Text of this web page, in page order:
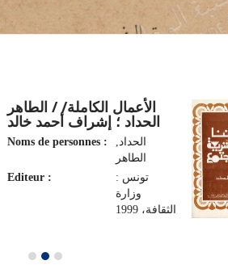
الأعمال الكاملة/ / الطاهر
الحداد ؛ إشراف أحمد خالد
Noms de personnes :
الحداد,
الطاهر‏
Editeur :
تونس :
وزارة
الثقافة، 1999